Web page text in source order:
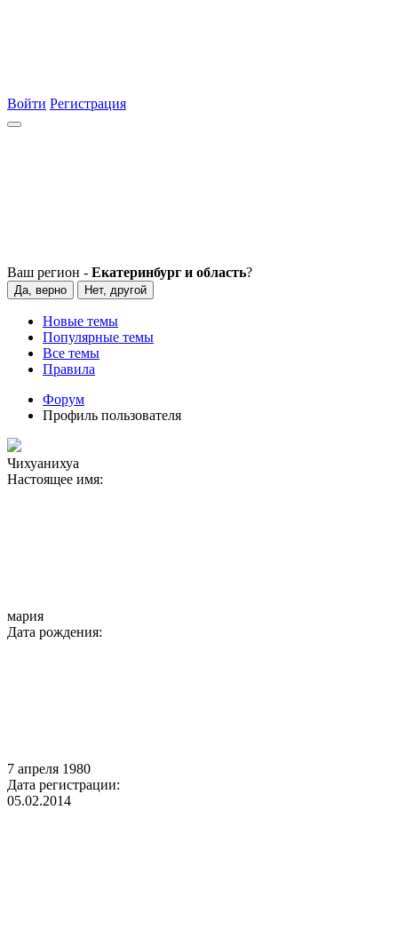
Войти Регистрация
Ваш регион - Екатеринбург и область?
Да, верно Нет, другой
Новые темы
Популярные темы
Все темы
Правила
Форум
Профиль пользователя
Чихуанихуа
Настоящее имя:
мария
Дата рождения:
7 апреля 1980
Дата регистрации:
05.02.2014